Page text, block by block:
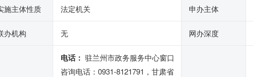
施主体性质 法定机关 申办主体
办机构 无 网办深度
电话： 驻兰州市政务服务中心窗口
咨询电话：0931-8121791，甘肃省